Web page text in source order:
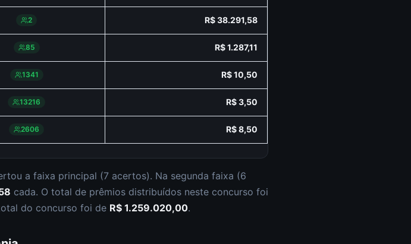
2 R$ 38.291,58
85 R$ 1.287,11
1341 R$ 10,50
13216 R$ 3,50
2606 R$ 8,50
a faixa principal (7 acertos). Na segunda faixa (6
cada. O total de prêmios distribuídos neste concurso foi
do concurso foi de R$ 1.259.020,00.